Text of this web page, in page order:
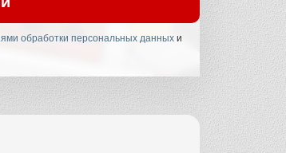
обработки персональных данныхи